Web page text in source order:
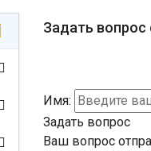
Задать вопрос
Имя:
Задать вопрос
Ваш вопрос